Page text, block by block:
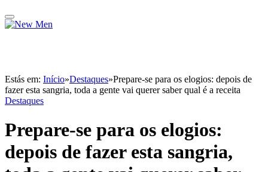
Estás em: Início»Destaques»Prepare-se para os elogios: depois de
fazer esta sangria, toda a gente vai querer saber qual é a receita
Destaques
Prepare-se para os elogios:
depois de fazer esta sangria,